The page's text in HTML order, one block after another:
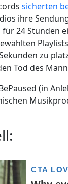
sicherten
ihre
24 Stunden
zu
Tod des
(in